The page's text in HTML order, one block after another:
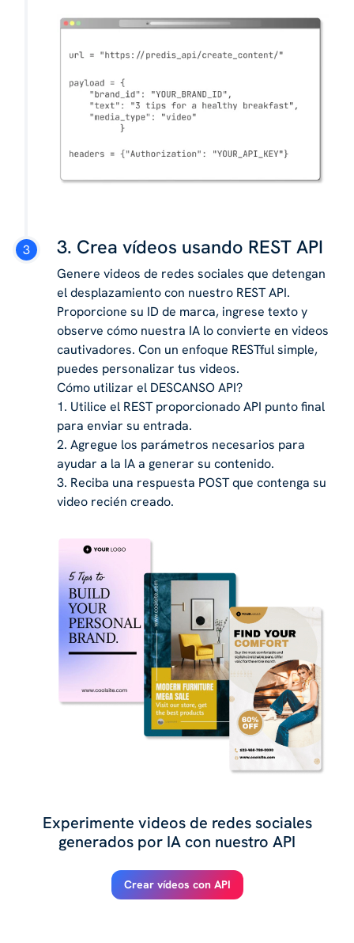
3. Crea vídeos usando REST API
Genere videos de redes sociales que detengan
el desplazamiento con nuestro REST API.
Proporcione su ID de marca, ingrese texto y
observe cómo nuestra IA lo convierte en videos
cautivadores. Con un enfoque RESTful simple,
puedes personalizar tus videos.
Cómo utilizar el DESCANSO API?
1. Utilice el REST proporcionado API punto final
para enviar su entrada.
2. Agregue los parámetros necesarios para
ayudar a la IA a generar su contenido.
3. Reciba una respuesta POST que contenga su
video recién creado.
Experimente videos de redes sociales
generados por IA con nuestro API
Crear vídeos con API